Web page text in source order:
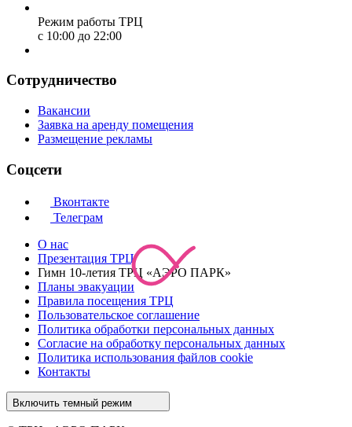
Режим работы ТРЦ
с 10:00 до 22:00
Сотрудничество
Вакансии
Заявка на аренду помещения
Размещение рекламы
Соцсети
Вконтакте
Телеграм
О нас
Презентация ТРЦ
Гимн 10-летия ТРЦ «АЭРО ПАРК»
Планы эвакуации
Правила посещения ТРЦ
Пользовательское соглашение
Политика обработки персональных данных
Cогласие на обработку персональных данных
Политика использования файлов cookie
Контакты
Включить темный режим